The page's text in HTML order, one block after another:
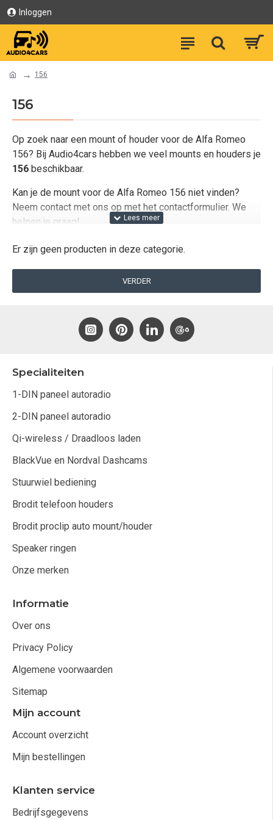
Inloggen
156
156
Op zoek naar een mount of houder voor de Alfa Romeo
156? Bij Audio4cars hebben we veel mounts en houders je
156 beschikbaar.
Kan je de mount voor de Alfa Romeo 156 niet vinden?
Neem contact met ons op met het contactformulier. We
helpen je graag!
Er zijn geen producten in deze categorie.
VERDER
Specialiteiten
1-DIN paneel autoradio
2-DIN paneel autoradio
Qi-wireless / Draadloos laden
BlackVue en Nordval Dashcams
Stuurwiel bediening
Brodit telefoon houders
Brodit proclip auto mount/houder
Speaker ringen
Onze merken
Informatie
Over ons
Privacy Policy
Algemene voorwaarden
Sitemap
Mijn account
Account overzicht
Mijn bestellingen
Klanten service
Bedrijfsgegevens